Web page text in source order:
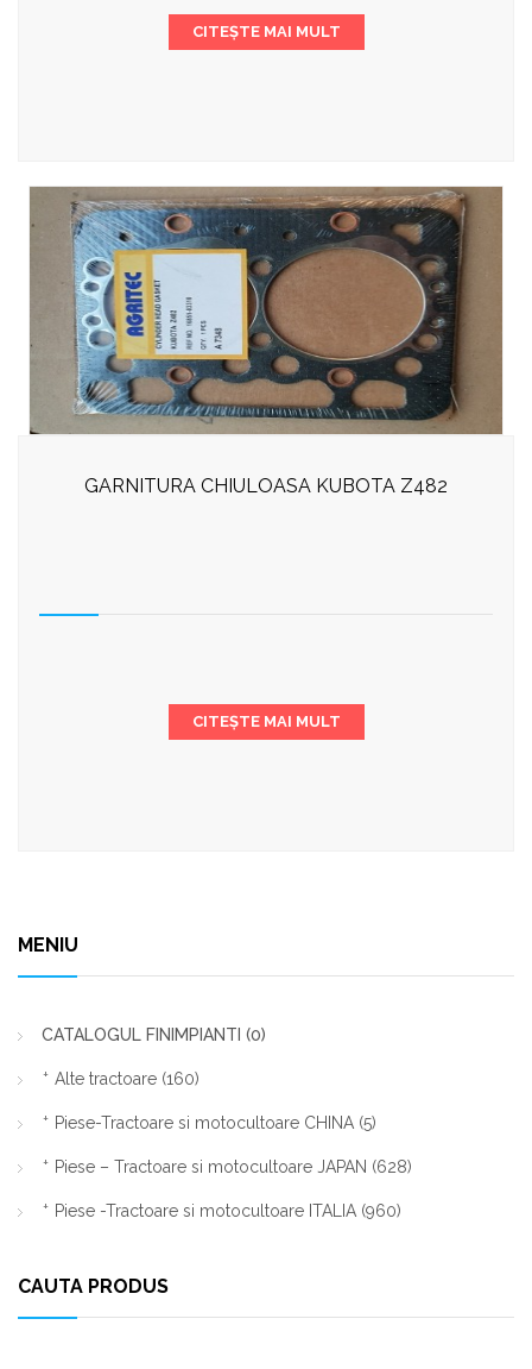
CITEȘTE MAI MULT
GARNITURA CHIULOASA KUBOTA Z482
CITEȘTE MAI MULT
MENIU
CATALOGUL FINIMPIANTI (0)
Alte tractoare (160)
Piese-Tractoare si motocultoare CHINA (5)
Piese – Tractoare si motocultoare JAPAN (628)
Piese -Tractoare si motocultoare ITALIA (960)
CAUTA PRODUS